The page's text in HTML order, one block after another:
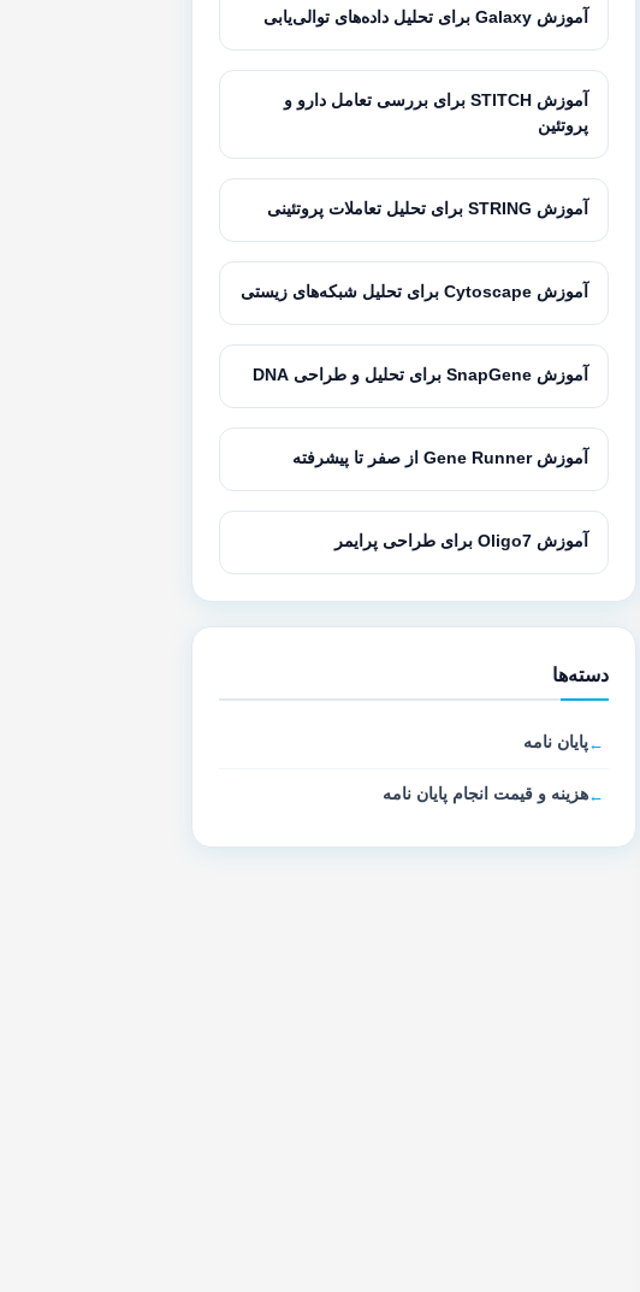
آموزش Galaxy برای تحلیل داده‌های توالی‌یابی
آموزش STITCH برای بررسی تعامل دارو و
پروتئین
آموزش STRING برای تحلیل تعاملات پروتئینی
آموزش Cytoscape برای تحلیل شبکه‌های زیستی
آموزش SnapGene برای تحلیل و طراحی DNA
آموزش Gene Runner از صفر تا پیشرفته
آموزش Oligo7 برای طراحی پرایمر
دسته‌ها
پایان نامه
هزینه و قیمت انجام پایان نامه